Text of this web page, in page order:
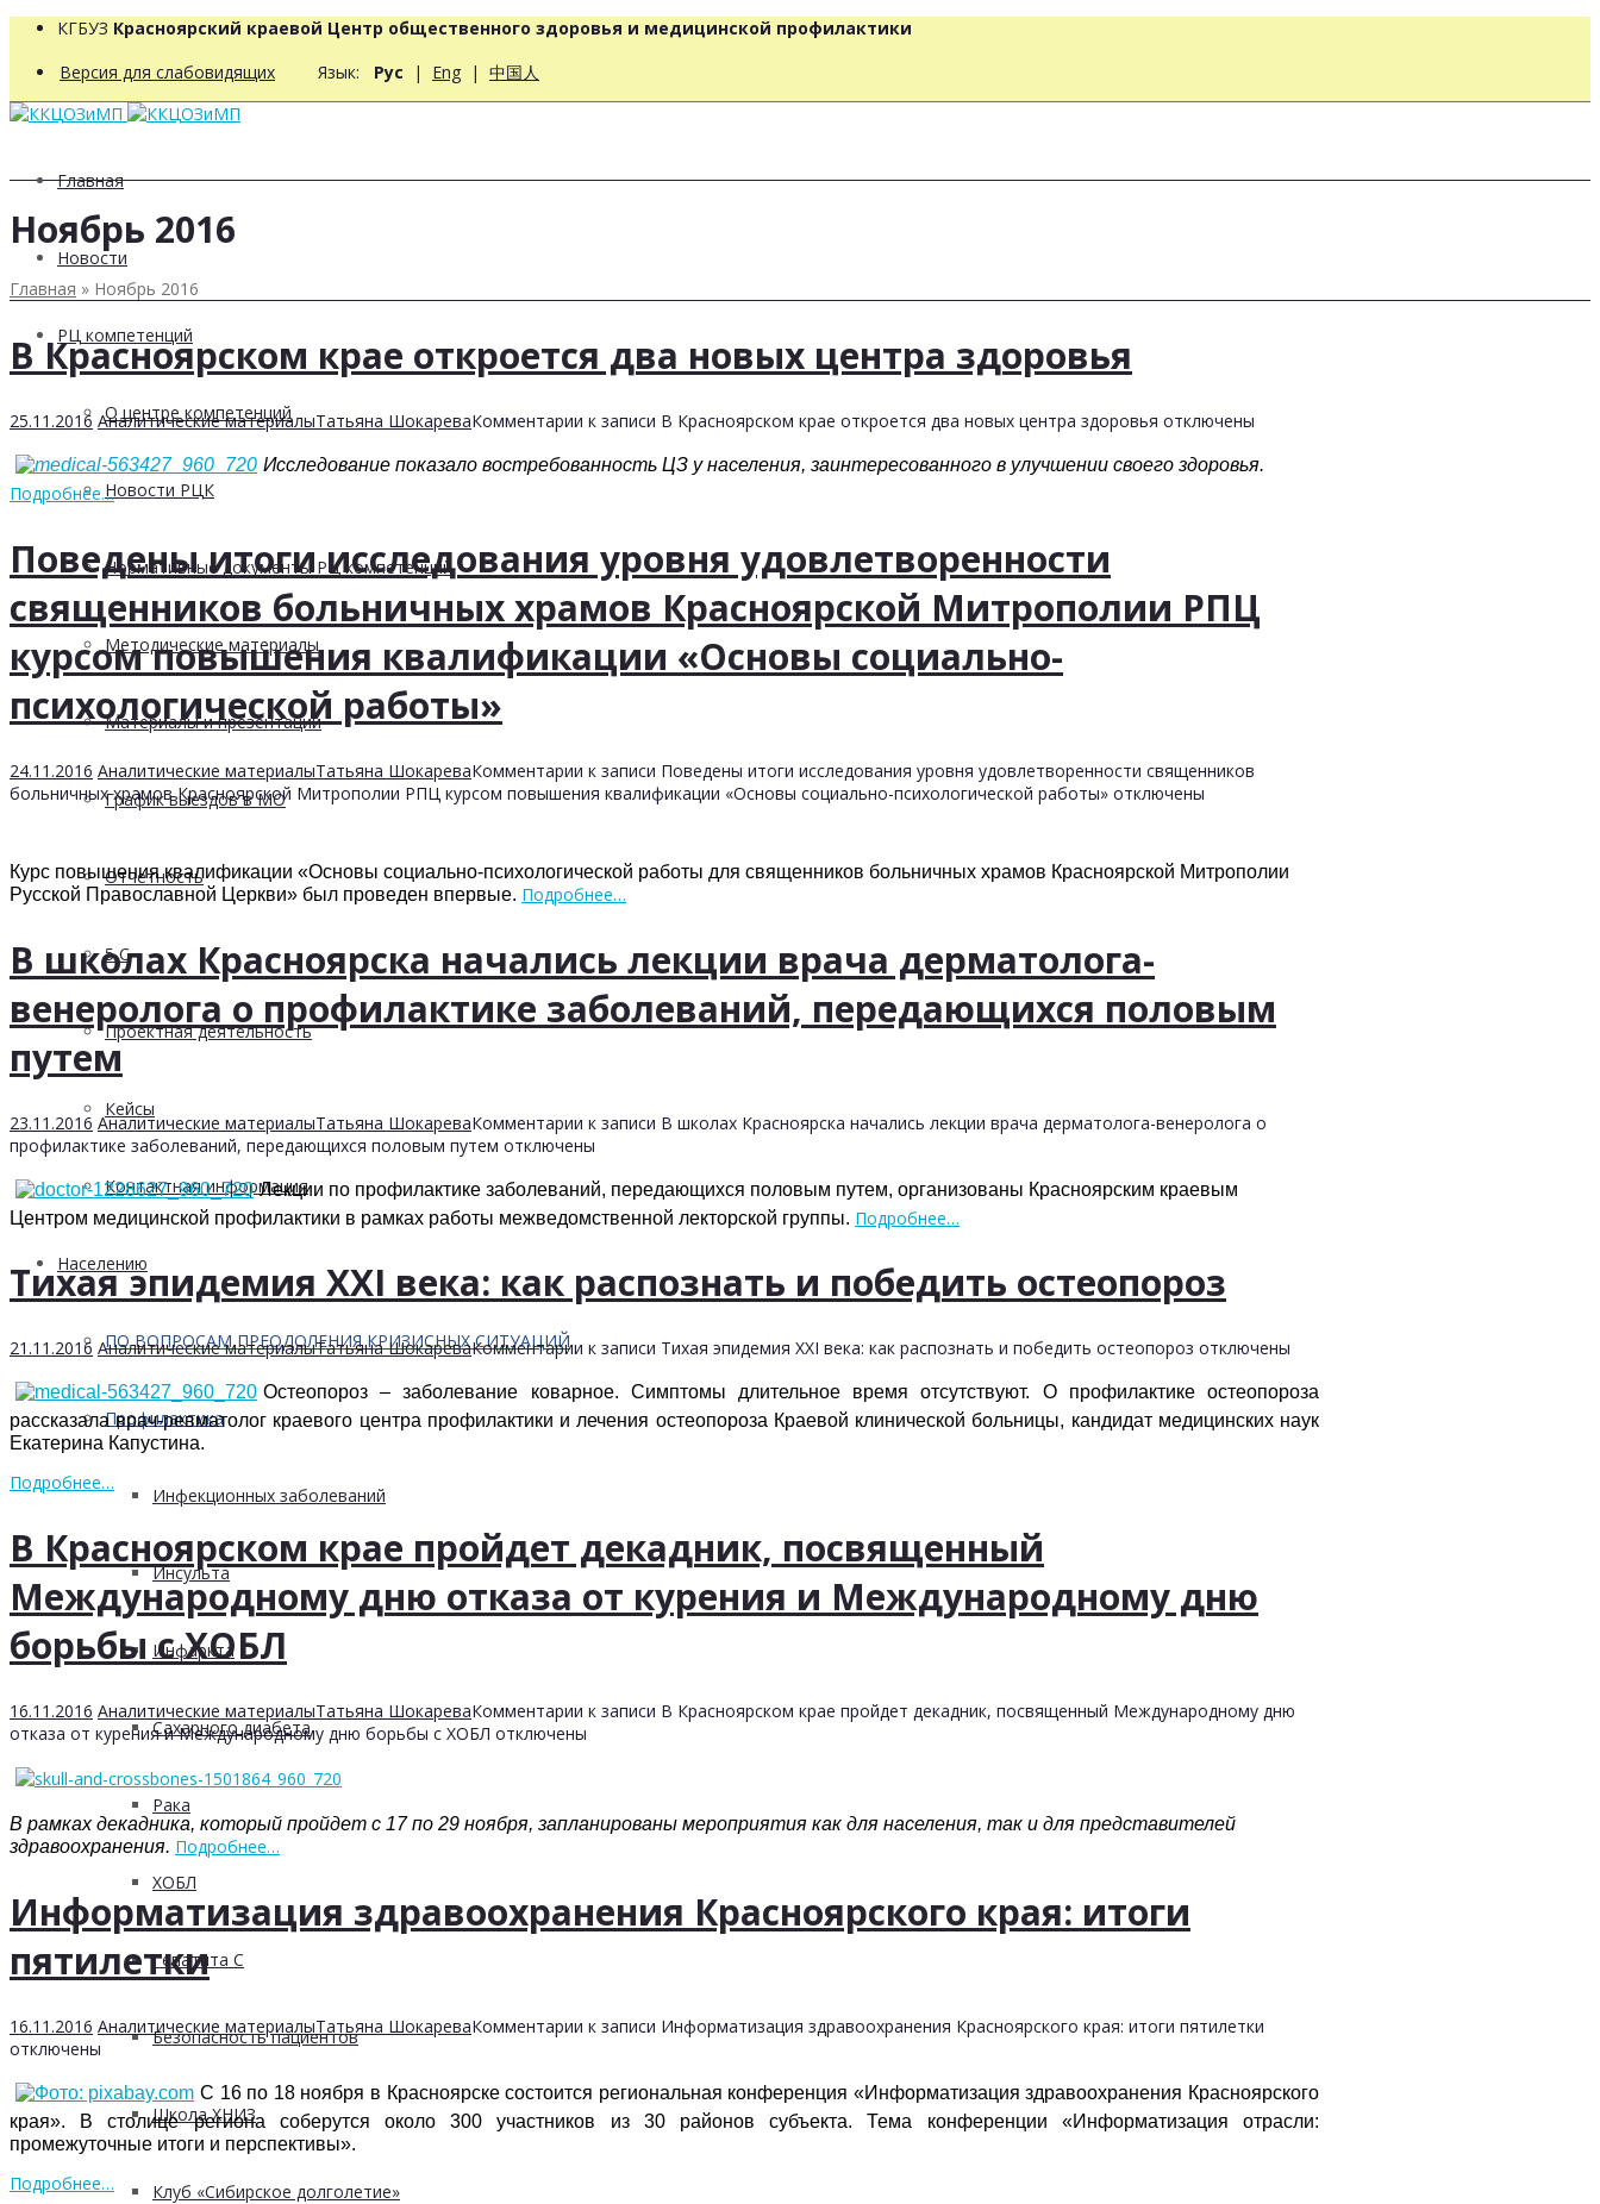
КГБУЗ Красноярский краевой Центр общественного здоровья и медицинской профилактики
Версия для слабовидящих Язык: Рус | Eng | 中国人
Главная
Новости
РЦ компетенций
О центре компетенций
Новости РЦК
Нормативные документы РЦ компетенций
Методические материалы
Материалы и презентации
График выездов в МО
Отчетность
5 С
Проектная деятельность
Кейсы
Контактная информация
Населению
ПО ВОПРОСАМ ПРЕОДОЛЕНИЯ КРИЗИСНЫХ СИТУАЦИЙ
Профилактика
Инфекционных заболеваний
Инсульта
Инфаркта
Сахарного диабета
Рака
ХОБЛ
Гепатита С
Безопасность пациентов
Школа ХНИЗ
Клуб «Сибирское долголетие»
Ноябрь 2016
Главная » Ноябрь 2016
В Красноярском крае откроется два новых центра здоровья
25.11.2016 Аналитические материалыТатьяна ШокареваКомментарии к записи В Красноярском крае откроется два новых центра здоровья отключены
Исследование показало востребованность ЦЗ у населения, заинтересованного в улучшении своего здоровья.
Подробнее…
Поведены итоги исследования уровня удовлетворенности
священников больничных храмов Красноярской Митрополии РПЦ
курсом повышения квалификации «Основы социально-
психологической работы»
24.11.2016 Аналитические материалыТатьяна ШокареваКомментарии к записи Поведены итоги исследования уровня удовлетворенности священников
больничных храмов Красноярской Митрополии РПЦ курсом повышения квалификации «Основы социально-психологической работы» отключены
Курс повышения квалификации «Основы социально-психологической работы для священников больничных храмов Красноярской Митрополии
Русской Православной Церкви» был проведен впервые. Подробнее…
В школах Красноярска начались лекции врача дерматолога-
венеролога о профилактике заболеваний, передающихся половым
путем
23.11.2016 Аналитические материалыТатьяна ШокареваКомментарии к записи В школах Красноярска начались лекции врача дерматолога-венеролога о
профилактике заболеваний, передающихся половым путем отключены
Лекции по профилактике заболеваний, передающихся половым путем, организованы Красноярским краевым
Центром медицинской профилактики в рамках работы межведомственной лекторской группы. Подробнее…
Тихая эпидемия XXI века: как распознать и победить остеопороз
21.11.2016 Аналитические материалыТатьяна ШокареваКомментарии к записи Тихая эпидемия XXI века: как распознать и победить остеопороз отключены
Остеопороз – заболевание коварное. Симптомы длительное время отсутствуют. О профилактике остеопороза
рассказала врач-ревматолог краевого центра профилактики и лечения остеопороза Краевой клинической больницы, кандидат медицинских наук
Екатерина Капустина.
Подробнее…
В Красноярском крае пройдет декадник, посвященный
Международному дню отказа от курения и Международному дню
борьбы с ХОБЛ
16.11.2016 Аналитические материалыТатьяна ШокареваКомментарии к записи В Красноярском крае пройдет декадник, посвященный Международному дню
отказа от курения и Международному дню борьбы с ХОБЛ отключены
В рамках декадника, который пройдет с 17 по 29 ноября, запланированы мероприятия как для населения, так и для представителей
здравоохранения. Подробнее…
Информатизация здравоохранения Красноярского края: итоги
пятилетки
16.11.2016 Аналитические материалыТатьяна ШокареваКомментарии к записи Информатизация здравоохранения Красноярского края: итоги пятилетки
отключены
С 16 по 18 ноября в Красноярске состоится региональная конференция «Информатизация здравоохранения Красноярского
края». В столице региона соберутся около 300 участников из 30 районов субъекта. Тема конференции «Информатизация отрасли:
промежуточные итоги и перспективы».
Подробнее…